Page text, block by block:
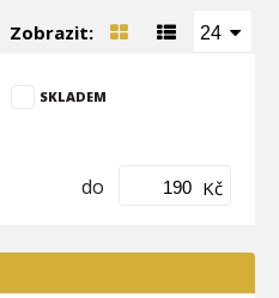
Zobrazit: 24
SKLADEM
do Kč